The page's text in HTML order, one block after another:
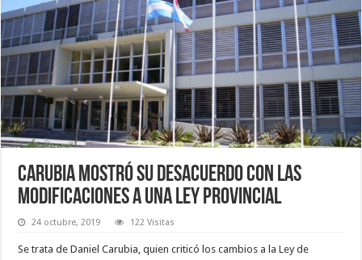
Carubia mostró su desacuerdo con las
modificaciones a una ley provincial
24 octubre, 2019 122 Visitas
Se trata de Daniel Carubia, quien criticó los cambios a la Ley de